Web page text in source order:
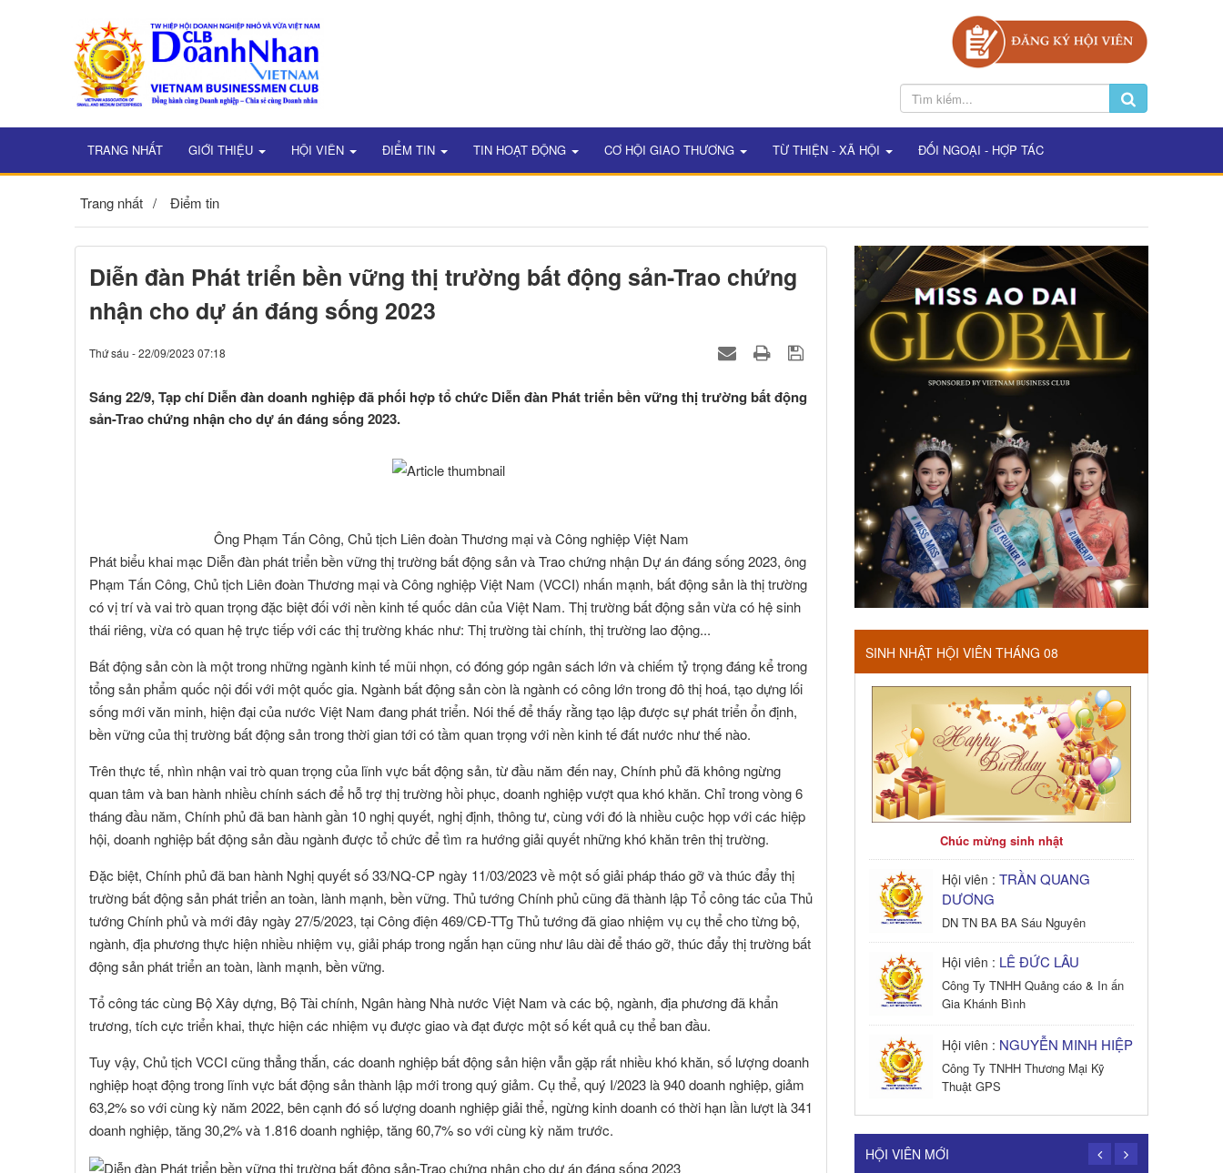
TRANG NHẤT GIỚI THIỆU HỘI VIÊN ĐIỂM TIN TIN HOẠT ĐỘNG CƠ HỘI GIAO THƯƠNG TỪ THIỆN - XÃ HỘI ĐỐI NGOẠI - HỢP TÁC
Trang nhất Điểm tin
Diễn đàn Phát triển bền vững thị trường bất động sản-Trao chứng
nhận cho dự án đáng sống 2023
Thứ sáu - 22/09/2023 07:18
Sáng 22/9, Tạp chí Diễn đàn doanh nghiệp đã phối hợp tổ chức Diễn đàn Phát triển bền vững thị trường bất động
sản-Trao chứng nhận cho dự án đáng sống 2023.
Ông Phạm Tấn Công, Chủ tịch Liên đoàn Thương mại và Công nghiệp Việt Nam
Phát biểu khai mạc Diễn đàn phát triển bền vững thị trường bất động sản và Trao chứng nhận Dự án đáng sống 2023, ông
Phạm Tấn Công, Chủ tịch Liên đoàn Thương mại và Công nghiệp Việt Nam (VCCI) nhấn mạnh, bất động sản là thị trường
có vị trí và vai trò quan trọng đặc biệt đối với nền kinh tế quốc dân của Việt Nam. Thị trường bất động sản vừa có hệ sinh
thái riêng, vừa có quan hệ trực tiếp với các thị trường khác như: Thị trường tài chính, thị trường lao động...
Bất động sản còn là một trong những ngành kinh tế mũi nhọn, có đóng góp ngân sách lớn và chiếm tỷ trọng đáng kể trong
tổng sản phẩm quốc nội đối với một quốc gia. Ngành bất động sản còn là ngành có công lớn trong đô thị hoá, tạo dựng lối
sống mới văn minh, hiện đại của nước Việt Nam đang phát triển. Nói thế để thấy rằng tạo lập được sự phát triển ổn định,
bền vững của thị trường bất động sản trong thời gian tới có tầm quan trọng với nền kinh tế đất nước như thế nào.
Trên thực tế, nhìn nhận vai trò quan trọng của lĩnh vực bất động sản, từ đầu năm đến nay, Chính phủ đã không ngừng
quan tâm và ban hành nhiều chính sách để hỗ trợ thị trường hồi phục, doanh nghiệp vượt qua khó khăn. Chỉ trong vòng 6
tháng đầu năm, Chính phủ đã ban hành gần 10 nghị quyết, nghị định, thông tư, cùng với đó là nhiều cuộc họp với các hiệp
hội, doanh nghiệp bất động sản đầu ngành được tổ chức để tìm ra hướng giải quyết những khó khăn trên thị trường.
Đặc biệt, Chính phủ đã ban hành Nghị quyết số 33/NQ-CP ngày 11/03/2023 về một số giải pháp tháo gỡ và thúc đẩy thị
trường bất động sản phát triển an toàn, lành mạnh, bền vững. Thủ tướng Chính phủ cũng đã thành lập Tổ công tác của Thủ
tướng Chính phủ và mới đây ngày 27/5/2023, tại Công điện 469/CĐ-TTg Thủ tướng đã giao nhiệm vụ cụ thể cho từng bộ,
ngành, địa phương thực hiện nhiều nhiệm vụ, giải pháp trong ngắn hạn cũng như lâu dài để tháo gỡ, thúc đẩy thị trường bất
động sản phát triển an toàn, lành mạnh, bền vững.
Tổ công tác cùng Bộ Xây dựng, Bộ Tài chính, Ngân hàng Nhà nước Việt Nam và các bộ, ngành, địa phương đã khẩn
trương, tích cực triển khai, thực hiện các nhiệm vụ được giao và đạt được một số kết quả cụ thể ban đầu.
Tuy vậy, Chủ tịch VCCI cũng thẳng thắn, các doanh nghiệp bất động sản hiện vẫn gặp rất nhiều khó khăn, số lượng doanh
nghiệp hoạt động trong lĩnh vực bất động sản thành lập mới trong quý giảm. Cụ thể, quý I/2023 là 940 doanh nghiệp, giảm
63,2% so với cùng kỳ năm 2022, bên cạnh đó số lượng doanh nghiệp giải thể, ngừng kinh doanh có thời hạn lần lượt là 341
doanh nghiệp, tăng 30,2% và 1.816 doanh nghiệp, tăng 60,7% so với cùng kỳ năm trước.
SINH NHẬT HỘI VIÊN THÁNG 08
Chúc mừng sinh nhật
Hội viên :TRẦN QUANG
DƯƠNG
DN TN BA BA Sáu Nguyên
Hội viên : LÊ ĐỨC LÂU
Công Ty TNHH Quảng cáo & In ấn
Gia Khánh Bình
Hội viên : NGUYỄN MINH HIỆP
Công Ty TNHH Thương Mại Kỹ
Thuật GPS
PHONG
HỘI VIÊN MỚI